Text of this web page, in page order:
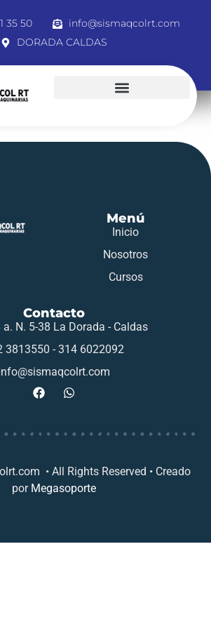
35 50
info@sismaqcolrt.com
DORADA CALDAS
Menú
Inicio
Nosotros
Cursos
Contacto
a. N. 5-38 La Dorada - Caldas
3813550 - 314 6022092
Info@sismaqcolrt.com
• All Rights Reserved • Creado
por Megasoporte